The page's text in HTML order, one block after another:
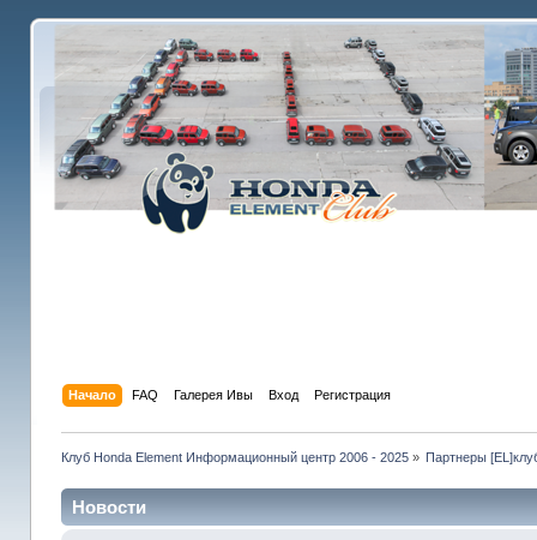
Начало FAQ Галерея Ивы Вход Регистрация
Клуб Honda Element Информационный центр 2006 - 2025» Партнеры
Новости